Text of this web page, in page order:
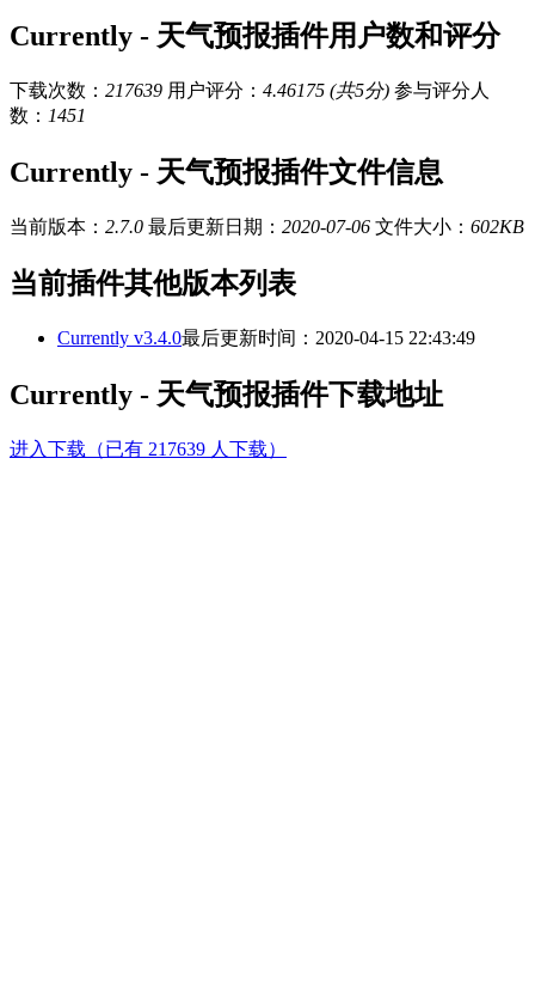
Currently - 天气预报插件用户数和评分
下载次数： 217639 用户评分： 4.46175 (共5分) 参与评分人
数： 1451
Currently - 天气预报插件文件信息
当前版本： 2.7.0 最后更新日期： 2020-07-06 文件大小： 602KB
当前插件其他版本列表
Currently v3.4.0最后更新时间：2020-04-15 22:43:49
Currently - 天气预报插件下载地址
进入下载（已有 217639 人下载）